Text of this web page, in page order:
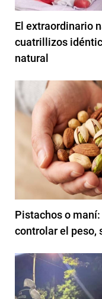
El extraordinario
cuatrillizos
natural
Pistachos o
controlar el peso,